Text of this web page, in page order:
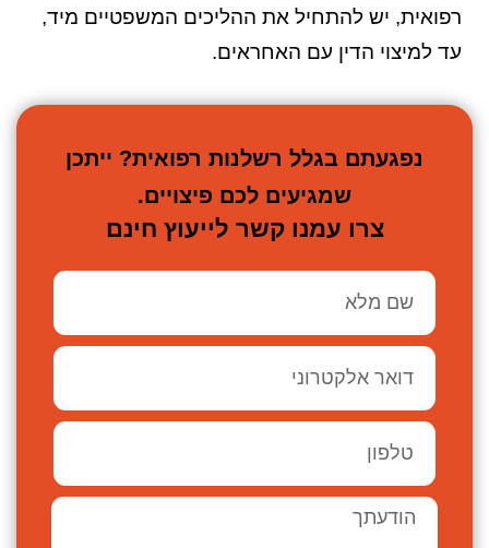
רפואית, יש להתחיל את ההליכים המשפטיים מיד,
עד למיצוי הדין עם האחראים.
נפגעתם בגלל רשלנות רפואית? ייתכן
שמגיעים לכם פיצויים.
צרו עמנו קשר לייעוץ חינם